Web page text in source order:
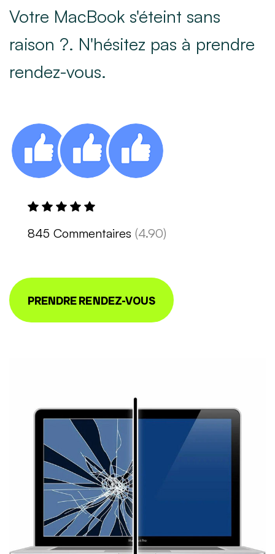
Votre MacBook s'éteint sans
raison ?. N'hésitez pas à prendre
rendez-vous.
845 Commentaires (4.90)
PRENDRE RENDEZ-VOUS